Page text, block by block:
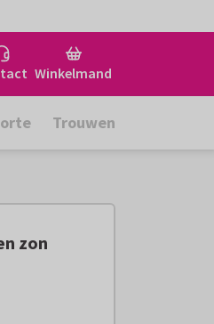
Winkelmand
Trouwen
zon